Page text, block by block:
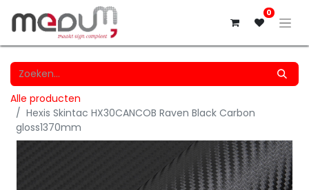
0
Alle producten
Hexis Skintac HX30CANCOB Raven Black Carbon
gloss1370mm